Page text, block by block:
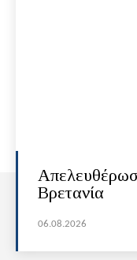
Βρετανία
06.08.2026